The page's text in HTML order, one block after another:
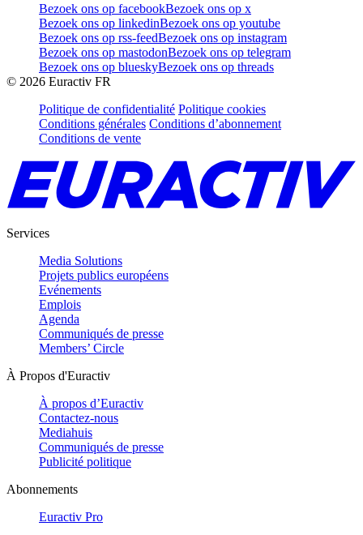
Bezoek ons op facebookBezoek ons op x
Bezoek ons op linkedinBezoek ons op youtube
Bezoek ons op rss-feedBezoek ons op instagram
Bezoek ons op mastodonBezoek ons op telegram
Bezoek ons op blueskyBezoek ons op threads
© 2026 Euractiv FR
Politique de confidentialité Politique cookies
Conditions générales Conditions d’abonnement
Conditions de vente
Services
Media Solutions
Projets publics européens
Evénements
Emplois
Agenda
Communiqués de presse
Members’ Circle
À Propos d'Euractiv
À propos d’Euractiv
Contactez-nous
Mediahuis
Communiqués de presse
Publicité politique
Abonnements
Euractiv Pro